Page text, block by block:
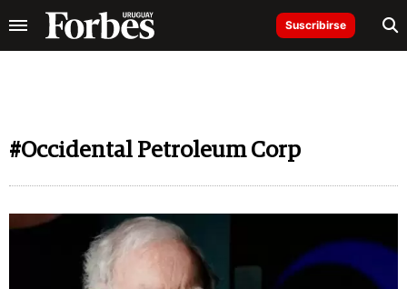
Suscribirse
#Occidental Petroleum Corp